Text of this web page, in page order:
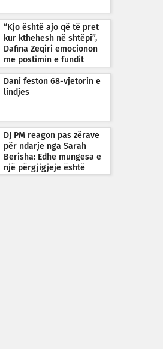
“Kjo është ajo që të pret
kur kthehesh në shtëpi”,
Dafina Zeqiri emocionon
me postimin e fundit
Dani feston 68-vjetorin e
lindjes
DJ PM reagon pas zërave
për ndarje nga Sarah
Berisha: Edhe mungesa e
një përgjigjeje është